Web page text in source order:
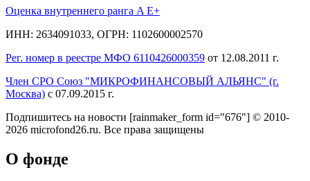
Оценка внутреннего ранга A E+
ИНН: 2634091033, ОГРН: 1102600002570
Рег. номер в реестре МФО 6110426000359 от 12.08.2011 г.
Член СРО Союз "МИКРОФИНАНСОВЫЙ АЛЬЯНС" (г.
Москва) с 07.09.2015 г.
Подпишитесь на новости [rainmaker_form id="676"] © 2010-
2026 microfond26.ru. Все права защищены
О фонде